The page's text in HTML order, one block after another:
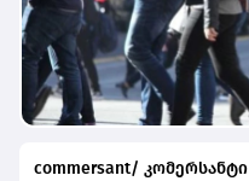
commersant/ კომერსანტი